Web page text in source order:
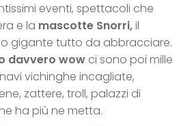
eventi, spettacoli che
e la mascotte Snorri,il
gigante tutto da abbracciare.
davvero wow ci sono poi mille
vichinghe incagliate,
zattere, troll, palazzi di
ha più ne metta.